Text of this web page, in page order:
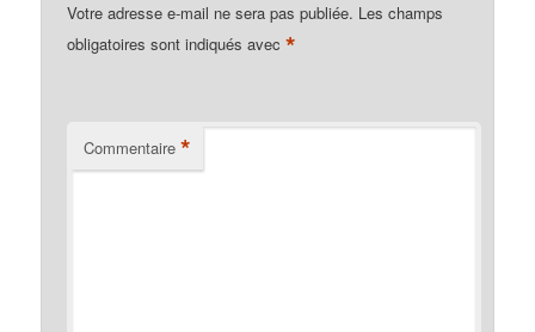
Votre adresse e-mail ne sera pas publiée. Les champs
obligatoires sont indiqués avec*
Commentaire *